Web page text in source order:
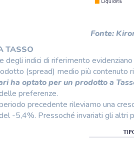
Fonte:
TASSO
degli indici di riferimento
(spread) medio più contenuto
ha optato per un prodotto a
preferenze.
precedente rileviamo una
-5,4%. Pressoché invariati gli altri